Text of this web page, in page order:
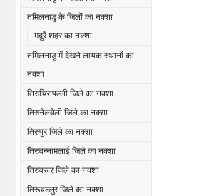
तमिलनाडु के जिलों का नक्शा
मदुरै शहर का नक्शा
तमिलनाडु में देखने लायक स्थानों का
नक्शा
तिरुचिरापल्ली जिले का नक्शा
तिरुनेलवेली जिले का नक्शा
तिरुपुर जिले का नक्शा
तिरुवन्नामलाई जिले का नक्शा
तिरुवरूर जिले का नक्शा
तिरूवल्लुर जिले का नक्शा